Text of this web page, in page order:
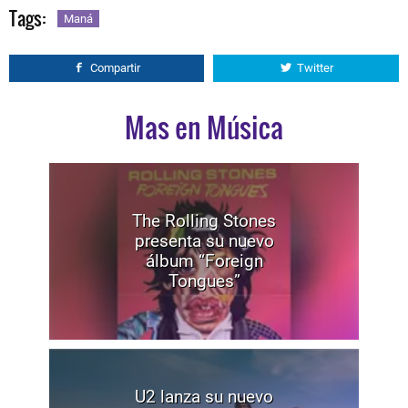
Tags: Maná
Compartir Twitter
Mas en Música
The Rolling Stones
presenta su nuevo
álbum “Foreign
Tongues”
U2 lanza su nuevo